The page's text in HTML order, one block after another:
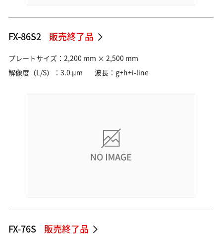
FX-86S2 販売終了品
プレートサイズ：2,200 mm × 2,500 mm
解像度（L/S）：3.0 µm
波長：g+h+i-line
FX-76S 販売終了品